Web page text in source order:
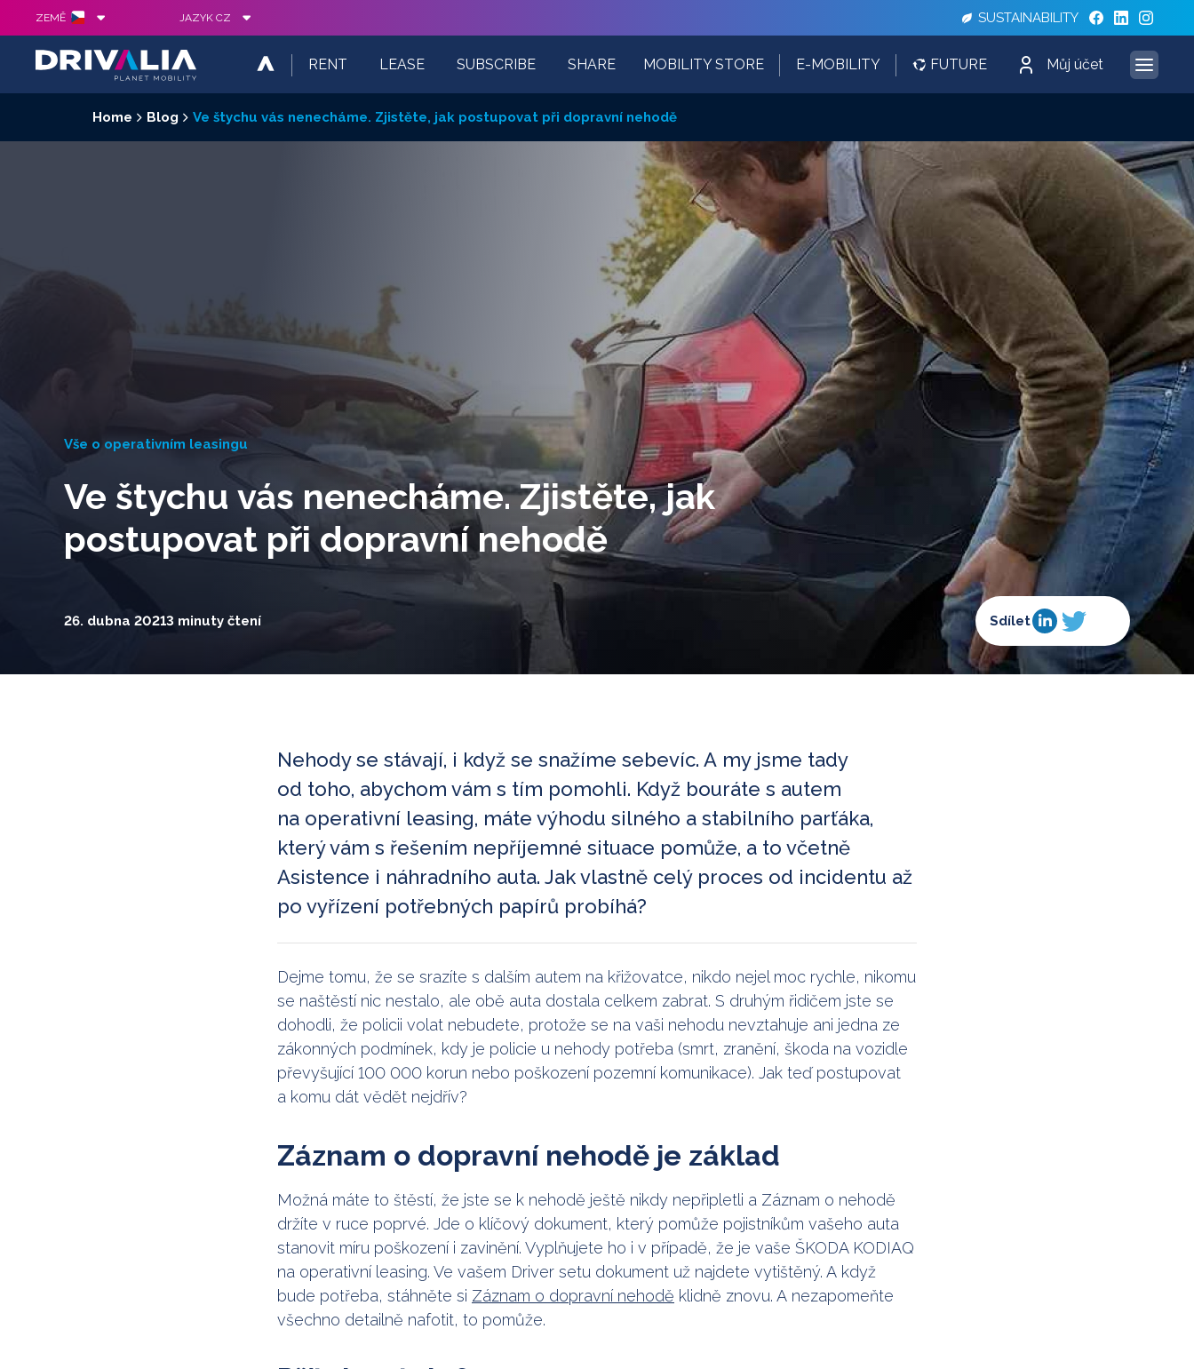
ZEMĚ JAZYKCZ SUSTAINABILITY
RENT LEASE SUBSCRIBE SHARE MOBILITY STORE E-MOBILITY FUTURE Můj účet
Home Blog Ve štychu vás nenecháme. Zjistěte, jak postupovat při dopravní nehodě
Vše o operativním leasingu
Ve štychu vás nenecháme. Zjistěte, jak
postupovat při dopravní nehodě
26. dubna 20213 minuty čtení Sdílet
Nehody se stávají, i když se snažíme sebevíc. A my jsme tady
od toho, abychom vám s tím pomohli. Když bouráte s autem
na operativní leasing, máte výhodu silného a stabilního parťáka,
který vám s řešením nepříjemné situace pomůže, a to včetně
Asistence i náhradního auta. Jak vlastně celý proces od incidentu až
po vyřízení potřebných papírů probíhá?
Dejme tomu, že se srazíte s dalším autem na křižovatce, nikdo nejel moc rychle, nikomu
se naštěstí nic nestalo, ale obě auta dostala celkem zabrat. S druhým řidičem jste se
dohodli, že policii volat nebudete, protože se na vaši nehodu nevztahuje ani jedna ze
zákonných podmínek, kdy je policie u nehody potřeba (smrt, zranění, škoda na vozidle
převyšující 100 000 korun nebo poškození pozemní komunikace). Jak teď postupovat
a komu dát vědět nejdřív?
Záznam o dopravní nehodě je základ
Možná máte to štěstí, že jste se k nehodě ještě nikdy nepřipletli a Záznam o nehodě
držíte v ruce poprvé. Jde o klíčový dokument, který pomůže pojistníkům vašeho auta
stanovit míru poškození i zavinění. Vyplňujete ho i v případě, že je vaše ŠKODA KODIAQ
na operativní leasing. Ve vašem Driver setu dokument už najdete vytištěný. A když
bude potřeba, stáhněte si Záznam o dopravní nehodě klidně znovu. A nezapomeňte
všechno detailně nafotit, to pomůže.